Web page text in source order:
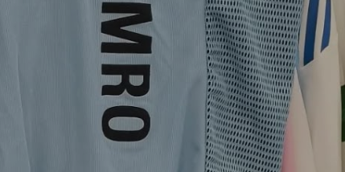
ストリート
サッカーユニフォームについて